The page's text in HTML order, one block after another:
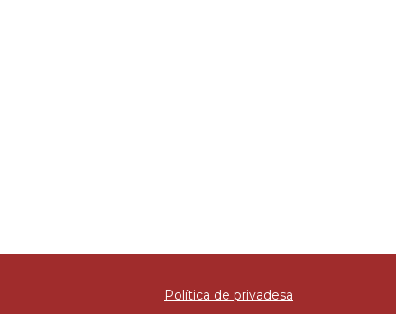
Política de privadesa